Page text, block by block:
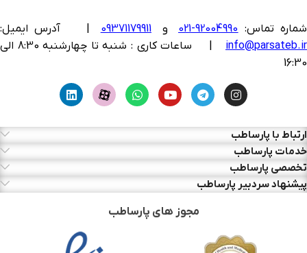
شماره تماس: 92004990-021 و 09371179911
آدرس ایمیل:
info@parsateb.ir
| ساعات کاری : شنبه تا چهارشنبه 8:30 الی
16:30
ارتباط با پارساطب
خدمات پارساطب
تخصصی پارساطب
پیشنهاد سردبیر پارساطب
مجوز های پارساطب